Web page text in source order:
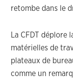
retombe dans le
La CFDT
matérielles de
plateaux de
comme un